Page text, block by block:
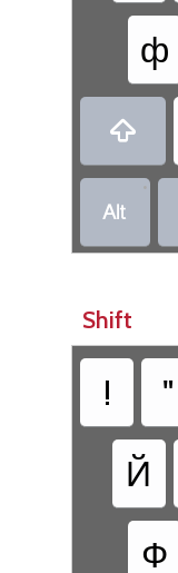
ф


•
Shift
! "
Й
Ф